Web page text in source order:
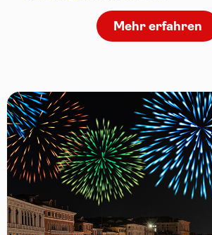
Mehr erfahren